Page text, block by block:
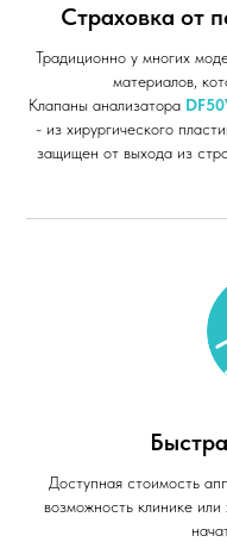
Страховка от
Традиционно у многих
материалов,
Клапаны анализатора
- из хирургического
защищен от выхода из
Доступная стоимость
возможность клинике или